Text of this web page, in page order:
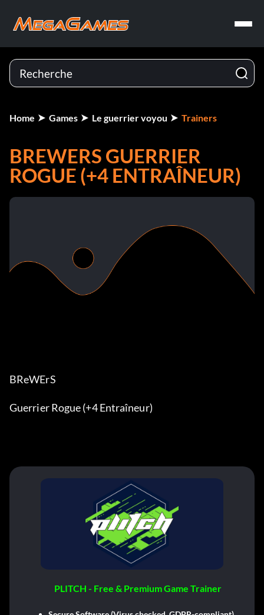
Home Games Le guerrier voyou Trainers
BREWERS GUERRIER
ROGUE (+4 ENTRAÎNEUR)
BReWErS
Guerrier Rogue (+4 Entraîneur)
PLITCH - Free & Premium Game Trainer